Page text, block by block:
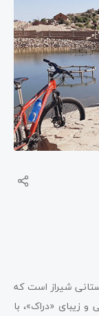
شیراز است که
و زیبای «دراک»، با